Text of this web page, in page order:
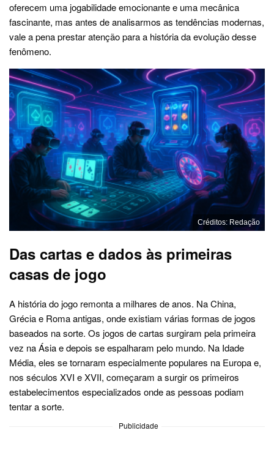
oferecem uma jogabilidade emocionante e uma mecânica
fascinante, mas antes de analisarmos as tendências modernas,
vale a pena prestar atenção para a história da evolução desse
fenômeno.
Créditos: Redação
Das cartas e dados às primeiras
casas de jogo
A história do jogo remonta a milhares de anos. Na China,
Grécia e Roma antigas, onde existiam várias formas de jogos
baseados na sorte. Os jogos de cartas surgiram pela primeira
vez na Ásia e depois se espalharam pelo mundo. Na Idade
Média, eles se tornaram especialmente populares na Europa e,
nos séculos XVI e XVII, começaram a surgir os primeiros
estabelecimentos especializados onde as pessoas podiam
tentar a sorte.
Publicidade